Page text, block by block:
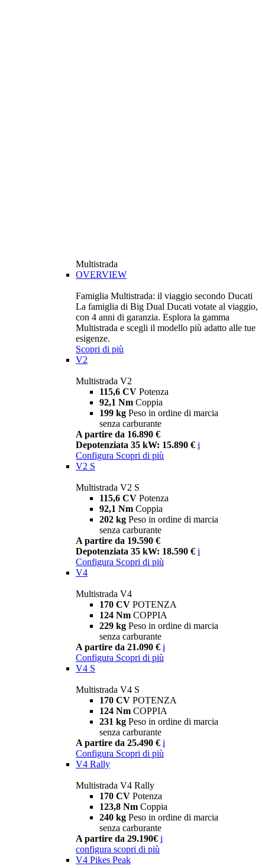
Multistrada
OVERVIEW
Famiglia Multistrada: il viaggio secondo Ducati
La famiglia di Big Dual Ducati votate al viaggio,
con 4 anni di garanzia. Esplora la gamma
Multistrada e scegli il modello più adatto alle tue
esigenze.
Scopri di più
V2
Multistrada V2
115,6 CV Potenza
92,1 Nm Coppia
199 kg Peso in ordine di marcia
senza carburante
A partire da 16.890 €
Depotenziata 35 kW: 15.890 € i
Configura Scopri di più
V2 S
Multistrada V2 S
115,6 CV Potenza
92,1 Nm Coppia
202 kg Peso in ordine di marcia
senza carburante
A partire da 19.590 €
Depotenziata 35 kW: 18.590 € i
Configura Scopri di più
V4
Multistrada V4
170 CV POTENZA
124 Nm COPPIA
229 kg Peso in ordine di marcia
senza carburante
A partire da 21.090 € i
Configura Scopri di più
V4 S
Multistrada V4 S
170 CV POTENZA
124 Nm COPPIA
231 kg Peso in ordine di marcia
senza carburante
A partire da 25.490 € i
Configura Scopri di più
V4 Rally
Multistrada V4 Rally
170 CV Potenza
123,8 Nm Coppia
240 kg Peso in ordine di marcia
senza carburante
A partire da 29.190€ i
configura scopri di più
V4 Pikes Peak